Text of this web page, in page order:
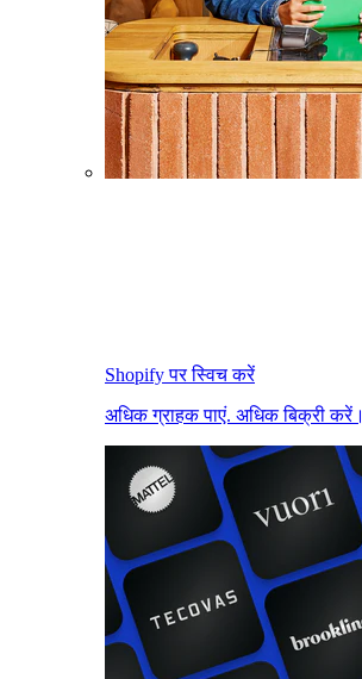
Shopify पर स्विच करें
अधिक ग्राहक पाएं. अधिक बिक्री करें।